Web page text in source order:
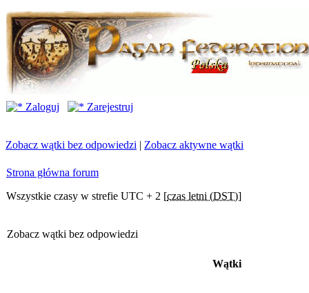
Zaloguj Zarejestruj
Zobacz wątki bez odpowiedzi | Zobacz aktywne wątki
Strona główna forum
Wszystkie czasy w strefie UTC + 2 [czas letni (DST)]
Zobacz wątki bez odpowiedzi
Wątki